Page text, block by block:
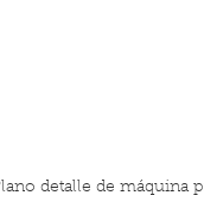
detalle de máquina